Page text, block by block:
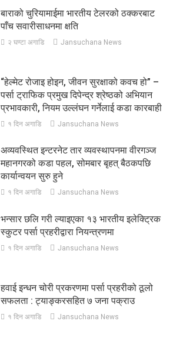
बाराको चुरियामाईमा भारतीय टेलरको ठक्करबाट
पाँच सवारीसाधनमा क्षति
२ घण्टा अगाडि Jansuchana News
“हेल्मेट रोजाइ होइन, जीवन सुरक्षाको कवच हो” –
पर्सा ट्राफिक प्रमुख दिपेन्द्र श्रेष्ठको अभियान
प्रभावकारी, नियम उल्लंघन गर्नेलाई कडा कारबाही
१ दिन अगाडि Jansuchana News
अव्यवस्थित इन्टरनेट तार व्यवस्थापनमा वीरगञ्ज
महानगरको कडा पहल, सोमबार बृहत् बैठकपछि
कार्यान्वयन सुरु हुने
१ दिन अगाडि Jansuchana News
भन्सार छलि गरी ल्याइएका १३ भारतीय इलेक्ट्रिक
स्कुटर पर्सा प्रहरीद्वारा नियन्त्रणमा
१ दिन अगाडि Jansuchana News
हवाई इन्धन चोरी प्रकरणमा पर्सा प्रहरीको ठूलो
सफलता : ट्याङ्करसहित ७ जना पक्राउ
१ दिन अगाडि Jansuchana News